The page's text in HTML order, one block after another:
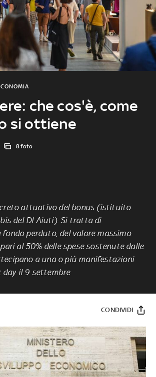
che cos'è, come
si ottiene
8 foto
attuativo del bonus (istituito
del Dl Aiuti). Si tratta di
fondo perduto, del valore massimo
al 50% delle spese sostenute dalle
a una o più manifestazioni
day il 9 settembre
CONDIVIDI